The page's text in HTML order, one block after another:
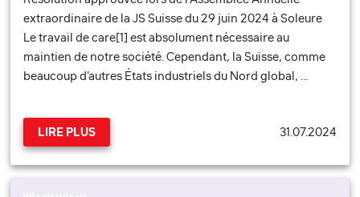
extraordinaire de la JS Suisse du 29 juin 2024 à Soleure
Le travail de care[1] est absolument nécessaire au
maintien de notre société. Cependant, la Suisse, comme
beaucoup d'autres États industriels du Nord global, …
LIRE PLUS 31.07.2024